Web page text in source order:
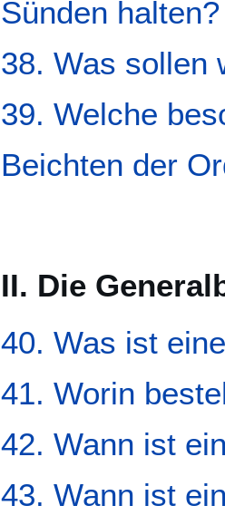
Sünden halten?
38. Was sollen
39. Welche
Beichten der
II. Die
40. Was ist
41. Worin
42. Wann ist
43. Wann ist